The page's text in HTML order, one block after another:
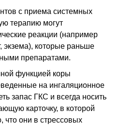
с приема системных
терапию могут
реакции (например
экзема), которые раньше
препаратами.
функцией коры
на ингаляционное
запас ГКС и всегда носить
карточку, в которой
что они в стрессовых